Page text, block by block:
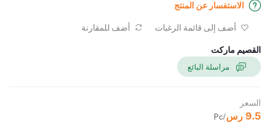
الاستفسار عن المنتج
أضف إلى قائمة الرغبات أضف للمقارنة
القصيم ماركت
السعر
9.5 رس /Pc